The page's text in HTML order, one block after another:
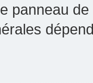
panneau